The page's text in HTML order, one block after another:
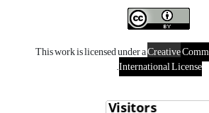
This work is licensed under aCreative
International License
.